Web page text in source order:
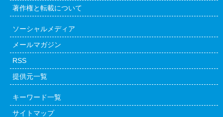
著作権と転載について
ソーシャルメディア
メールマガジン
RSS
提供元一覧
キーワード一覧
サイトマップ